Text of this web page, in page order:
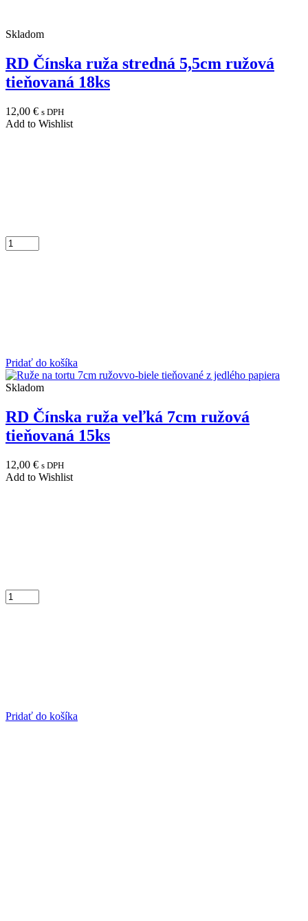
Skladom
RD Čínska ruža stredná 5,5cm ružová
tieňovaná 18ks
12,00 € s DPH
Add to Wishlist
Pridať do košíka
Skladom
RD Čínska ruža veľká 7cm ružová
tieňovaná 15ks
12,00 € s DPH
Add to Wishlist
Pridať do košíka